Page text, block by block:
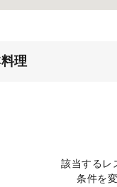
理
該当するレ
条件を